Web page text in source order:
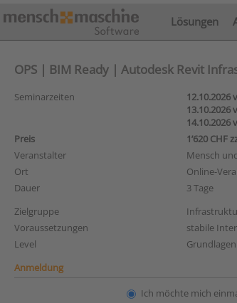
Lösungen
OPS | BIM Ready | Autodesk Revit
Seminarzeiten
12.10.2026
13.10.2026
14.10.2026
Preis
1’620 CHF
Veranstalter
Mensch
Ort
Online-
Dauer
3 Tage
Zielgruppe
Voraussetzungen
stabile
Level
Grundlagen
Anmeldung
Ich möchte mich